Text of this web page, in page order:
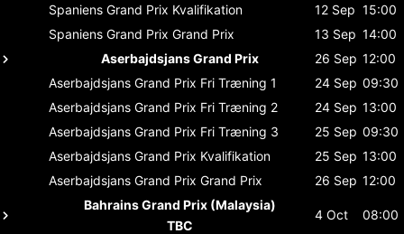
Spaniens Grand Prix Kvalifikation 12 Sep 15:00
Spaniens Grand Prix Grand Prix 13 Sep 14:00
Aserbajdsjans Grand Prix
26 Sep 12:00
Aserbajdsjans Grand Prix Fri Træning 1 24 Sep 09:30
Aserbajdsjans Grand Prix Fri Træning 2 24 Sep 13:00
Aserbajdsjans Grand Prix Fri Træning 3 25 Sep 09:30
Aserbajdsjans Grand Prix Kvalifikation 25 Sep 13:00
Aserbajdsjans Grand Prix Grand Prix 26 Sep 12:00
Bahrains Grand Prix (Malaysia)
TBC
4 Oct 08:00